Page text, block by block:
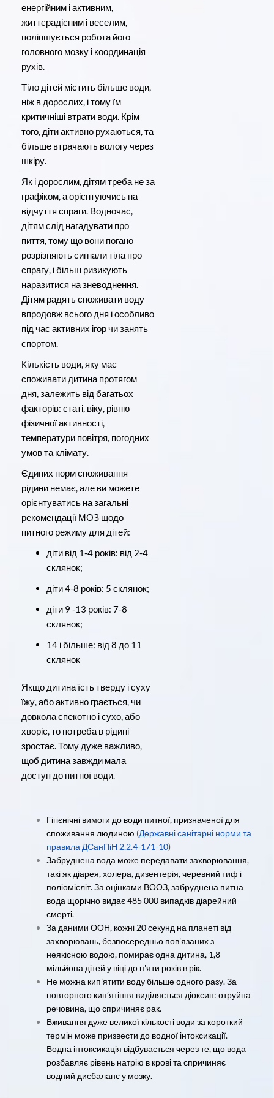
енергійним і активним,
життєрадісним і веселим,
поліпшується робота його
головного мозку і координація
рухів.
Тіло дітей містить більше води,
ніж в дорослих, і тому їм
критичніші втрати води. Крім
того, діти активно рухаються, та
більше втрачають вологу через
шкіру.
Як і дорослим, дітям треба не за
графіком, а орієнтуючись на
відчуття спраги. Водночас,
дітям слід нагадувати про
пиття, тому що вони погано
розрізняють сигнали тіла про
спрагу, і більш ризикують
наразитися на зневоднення.
Дітям радять споживати воду
впродовж всього дня і особливо
під час активних ігор чи занять
спортом.
Кількість води, яку має
споживати дитина протягом
дня, залежить від багатьох
факторів: статі, віку, рівню
фізичної активності,
температури повітря, погодних
умов та клімату.
Єдиних норм споживання
рідини немає, але ви можете
орієнтуватись на загальні
рекомендації МОЗ щодо
питного режиму для дітей:
діти від 1-4 років: від 2-4
склянок;
діти 4-8 років: 5 склянок;
діти 9 -13 років: 7-8
склянок;
14 і більше: від 8 до 11
склянок
Якщо дитина їсть тверду і суху
їжу, або активно грається, чи
довкола спекотно і сухо, або
хворіє, то потреба в рідині
зростає. Тому дуже важливо,
щоб дитина завжди мала
доступ до питної води.
Гігієнічні вимоги до води питної, призначеної для
споживання людиною (Державні санітарні норми та
правила ДСанПіН 2.2.4-171-10)
Забруднена вода може передавати захворювання,
такі як діарея, холера, дизентерія, черевний тиф і
поліомієліт. За оцінками ВООЗ, забруднена питна
вода щорічно видає 485 000 випадків діарейний
смерті.
За даними ООН, кожні 20 секунд на планеті від
захворювань, безпосередньо пов'язаних з
неякісною водою, помирає одна дитина, 1,8
мільйона дітей у віці до п'яти років в рік.
Не можна кип’ятити воду більше одного разу. За
повторного кип’ятіння виділяється діоксин: отруйна
речовина, що спричиняє рак.
Вживання дуже великої кількості води за короткий
термін може призвести до водної інтоксикації.
Водна інтоксикація відбувається через те, що вода
розбавляє рівень натрію в крові та спричиняє
водний дисбаланс у мозку.